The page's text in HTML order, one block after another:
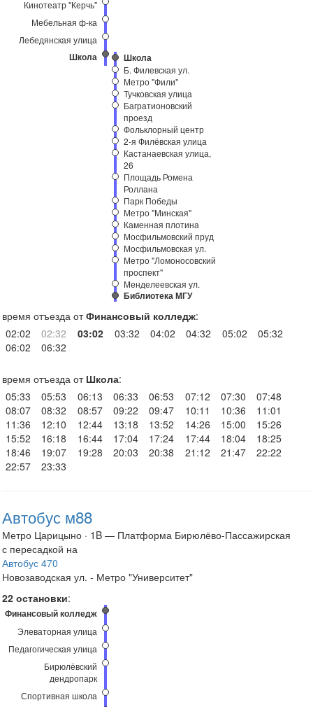
Кинотеатр "Керчь"
Мебельная ф-ка
Лебедянская улица
Школа Школа
Б. Филевская ул.
Метро "Фили"
Тучковская улица
Багратионовский
проезд
Фольклорный центр
2-я Филёвская улица
Кастанаевская улица,
26
Площадь Ромена
Роллана
Парк Победы
Метро "Минская"
Каменная плотина
Мосфильмовский пруд
Мосфильмовская ул.
Метро "Ломоносовский
проспект"
Менделеевская ул.
Библиотека МГУ
время отъезда отФинансовый колледж:
02:02
02:32 03:02 03:32 04:02 04:32 05:02
05:32
06:02
06:32
время отъезда от Школа:
05:33
05:53 06:13 06:33 06:53 07:12 07:30
07:48
08:07
08:32 08:57 09:22 09:47 10:11 10:36
11:01
11:36
12:10 12:44 13:18 13:52 14:26 15:00
15:26
15:52
16:18 16:44 17:04 17:24 17:44 18:04
18:25
18:46
19:07 19:28 20:03 20:38 21:12 21:47
22:22
22:57
23:33
Автобус м88
Метро Царицыно · 1B — Платформа Бирюлёво-Пассажирская
с пересадкой на
Автобус 470
Новозаводская ул. - Метро "Университет"
22 остановки:
Финансовый колледж
Элеваторная улица
Педагогическая улица
Бирюлёвский
дендропарк
Спортивная школа